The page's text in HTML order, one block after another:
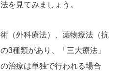
を見てみましょう。
（外科療法）、薬物療法（抗
3種類があり、「三大療法」
治療は単独で行われる場合